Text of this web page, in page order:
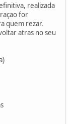
realizada
for
quem rezar.
atras no seu